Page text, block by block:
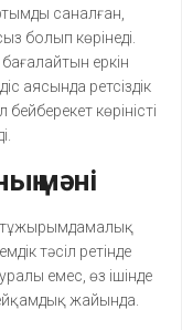
саналған,
болып көрінеді.
еркін
аясында ретсіздік
көріністі
мәні
тұжырымдамалық
тәсіл ретінде
емес, өз ішінде
жайында.